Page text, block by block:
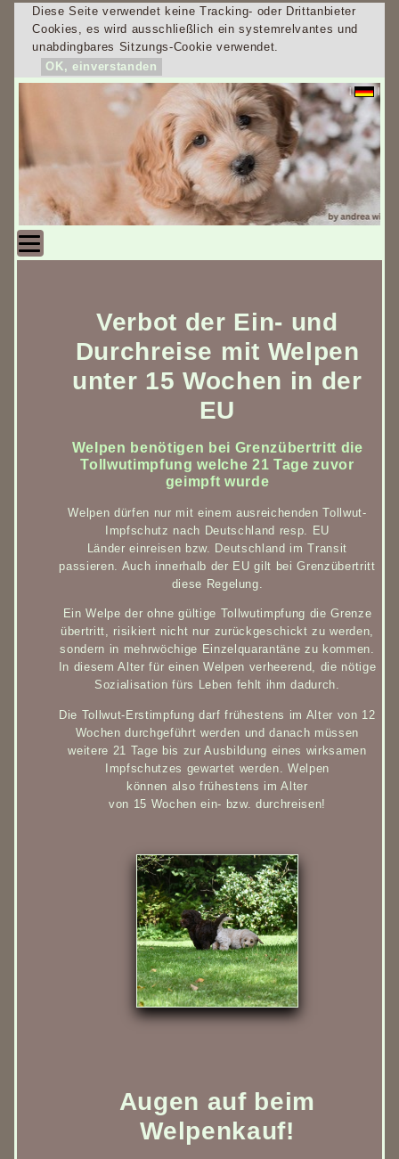
Diese Seite verwendet keine Tracking- oder Drittanbieter
Cookies, es wird ausschließlich ein systemrelvantes und
unabdingbares Sitzungs-Cookie verwendet.
OK, einverstanden
|
Verbot der Ein- und
Durchreise mit Welpen
unter 15 Wochen in der
EU
Welpen benötigen bei Grenzübertritt die
Tollwutimpfung welche 21 Tage zuvor
geimpft wurde
Welpen dürfen nur mit einem ausreichenden Tollwut-
Impfschutz nach Deutschland resp. EU
Länder einreisen bzw. Deutschland im Transit
passieren. Auch innerhalb der EU gilt bei Grenzübertritt
diese Regelung.
Ein Welpe der ohne gültige Tollwutimpfung die Grenze
übertritt, risikiert nicht nur zurückgeschickt zu werden,
sondern in mehrwöchige Einzelquarantäne zu kommen.
In diesem Alter für einen Welpen verheerend, die nötige
Sozialisation fürs Leben fehlt ihm dadurch.
Die Tollwut-Erstimpfung darf frühestens im Alter von 12
Wochen durchgeführt werden und danach müssen
weitere 21 Tage bis zur Ausbildung eines wirksamen
Impfschutzes gewartet werden. Welpen
können also frühestens im Alter
von 15 Wochen ein- bzw. durchreisen!
Augen auf beim
Welpenkauf!